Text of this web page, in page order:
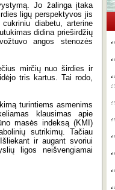
Jo žalinga įtaka
ligų perspektyvos jis
diabetu, arterine
didina prieširdžių
angos stenozės
mirčių nuo širdies ir
tris kartus. Tai rodo,
turintiems asmenims
klausimas apie
masės indeksą (KMI)
sutrikimų. Tačiau
ir augant svoriui
ligos neišvengiamai